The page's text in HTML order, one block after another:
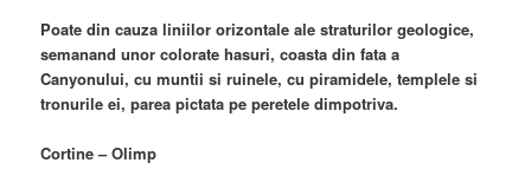
Poate din cauza liniilor orizontale ale straturilor geologice,
semanand unor colorate hasuri, coasta din fata a
Canyonului, cu muntii si ruinele, cu piramidele, templele si
tronurile ei, parea pictata pe peretele dimpotriva.
Cortine – Olimp